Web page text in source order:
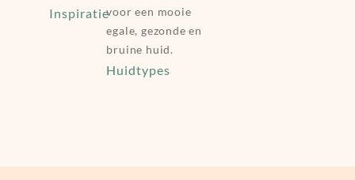
Inspiratievoor een mooie
egale, gezonde en
bruine huid.
Huidtypes